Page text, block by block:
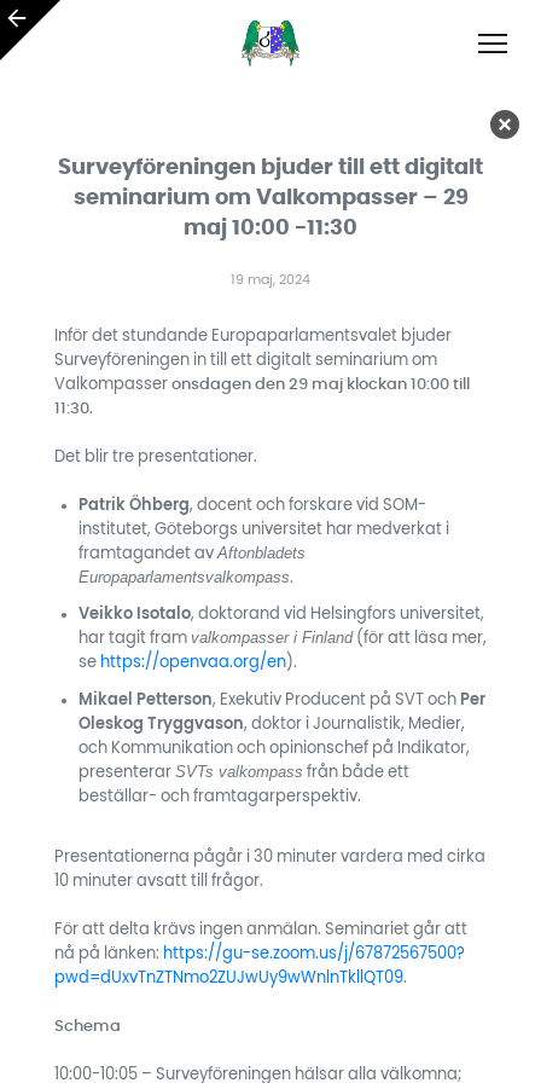
Surveyföreningen bjuder till ett digitalt
seminarium om Valkompasser – 29
maj 10:00 -11:30
19 maj, 2024
Inför det stundande Europaparlamentsvalet bjuder
Surveyföreningen in till ett digitalt seminarium om
Valkompasser onsdagen den 29 maj klockan 10:00 till
11:30.
Det blir tre presentationer.
Patrik Öhberg, docent och forskare vid SOM-
institutet, Göteborgs universitet har medverkat i
framtagandet av Aftonbladets
Europaparlamentsvalkompass.
Veikko Isotalo, doktorand vid Helsingfors universitet,
har tagit fram valkompasser i Finland(för att läsa mer,
se https://openvaa.org/en).
Mikael Petterson, Exekutiv Producent på SVT och Per
Oleskog Tryggvason, doktor i Journalistik, Medier,
och Kommunikation och opinionschef på Indikator,
presenterar SVTs valkompass från både ett
beställar- och framtagarperspektiv.
Presentationerna pågår i 30 minuter vardera med cirka
10 minuter avsatt till frågor.
För att delta krävs ingen anmälan. Seminariet går att
nå på länken: https://gu-se.zoom.us/j/67872567500?
pwd=dUxvTnZTNmo2ZUJwUy9wWnlnTkllQT09.
Schema
10:00­-10:05 – Surveyföreningen hälsar alla välkomna;